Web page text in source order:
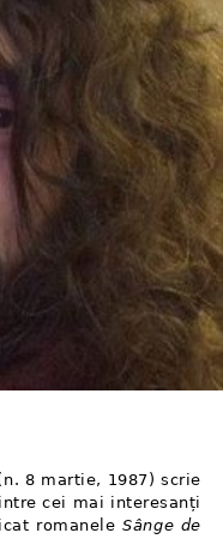
8 martie, 1987) scrie
cei mai interesanți
romaneleSânge de